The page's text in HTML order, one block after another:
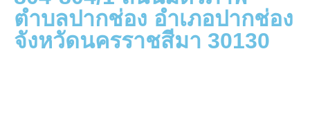
ตำบลปากช่อง อำเภอปากช่อง
จังหวัดนครราชสีมา 30130